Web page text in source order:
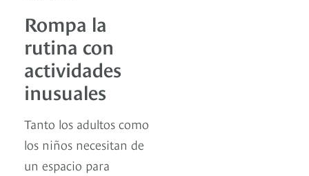
Rompa la
rutina con
actividades
inusuales
Tanto los adultos como
los niños necesitan de
un espacio para